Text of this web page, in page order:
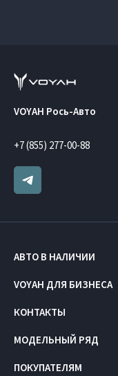
VOYAH Рось-Авто
+7 (855) 277-00-88
АВТО В НАЛИЧИИ
VOYAH ДЛЯ БИЗНЕСА
КОНТАКТЫ
МОДЕЛЬНЫЙ РЯД
ПОКУПАТЕЛЯМ